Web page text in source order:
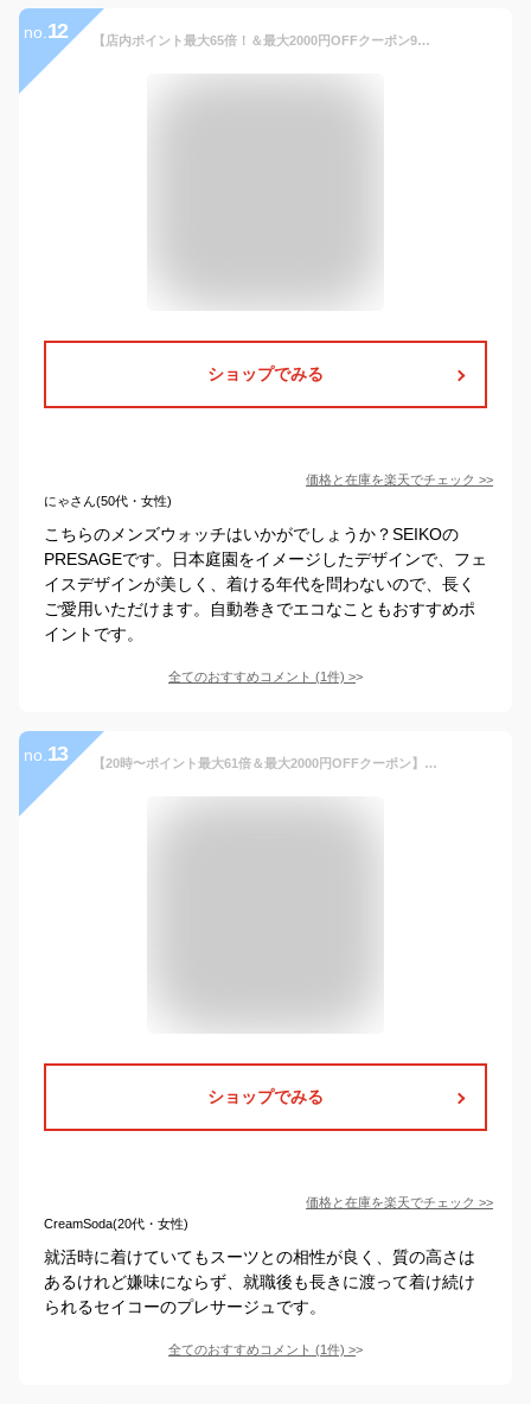
no. 12 【店内ポイント最大65倍！＆最大2000円OFFクーポン9月4日20:00〜9月11日1:59】セイコー プレザージュ プレサージュ SEIKO PRESAGE 自動巻き メカニカル 腕時計 メンズ SARY093
ショップでみる
価格と在庫を楽天でチェック >>
にゃさん(50代・女性)
こちらのメンズウォッチはいかがでしょうか？SEIKOの
PRESAGEです。日本庭園をイメージしたデザインで、フェ
イスデザインが美しく、着ける年代を問わないので、長く
ご愛用いただけます。自動巻きでエコなこともおすすめポ
イントです。
全てのおすすめコメント (1件) >
no. 13 【20時〜ポイント最大61倍＆最大2000円OFFクーポン】セイコー プレザージュ カクテルタイム スターバー 限定モデル SARY183 メンズ 腕時計 メカニカル 自動巻き 革バンド ブラウン
ショップでみる
価格と在庫を楽天でチェック >>
CreamSoda(20代・女性)
就活時に着けていてもスーツとの相性が良く、質の高さは
あるけれど嫌味にならず、就職後も長きに渡って着け続け
られるセイコーのプレサージュです。
全てのおすすめコメント (1件) >